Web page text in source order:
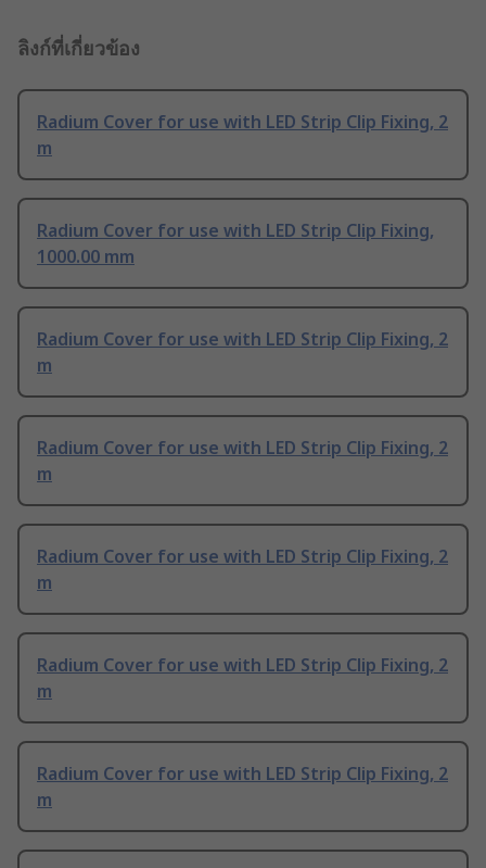
ลิงก์ที่เกี่ยวข้อง
Radium Cover for use with LED Strip Clip Fixing, 2
m
Radium Cover for use with LED Strip Clip Fixing,
1000.00 mm
Radium Cover for use with LED Strip Clip Fixing, 2
m
Radium Cover for use with LED Strip Clip Fixing, 2
m
Radium Cover for use with LED Strip Clip Fixing, 2
m
Radium Cover for use with LED Strip Clip Fixing, 2
m
Radium Cover for use with LED Strip Clip Fixing, 2
m